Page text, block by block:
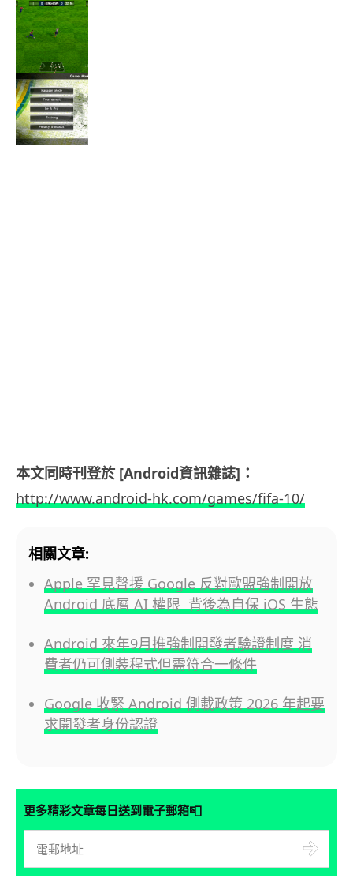
本文同時刊登於 [Android資訊雜誌]：
http://www.android-hk.com/games/fifa-10/
相關文章:
Apple 罕見聲援 Google 反對歐盟強制開放
Android 底層 AI 權限 背後為自保 iOS 生態
Android 來年9月推強制開發者驗證制度 消
費者仍可側裝程式但需符合一條件
Google 收緊 Android 側載政策 2026 年起要
求開發者身份認證
更多精彩文章每日送到電子郵箱📮